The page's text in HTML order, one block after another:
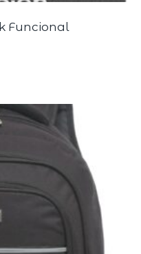
Funcional